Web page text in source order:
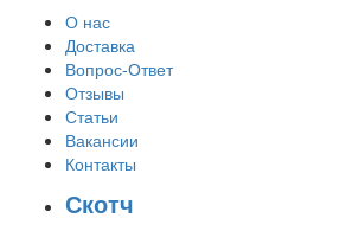
О нас
Доставка
Вопрос-Ответ
Отзывы
Статьи
Вакансии
Контакты
Скотч